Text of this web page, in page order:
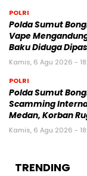
POLRI
Polda Sumut
Vape
Baku Diduga
Kamis, 6 Agu 2026 -
POLRI
Polda Sumut
Scamming
Medan, Korban
Kamis, 6 Agu 2026 -
TRENDING